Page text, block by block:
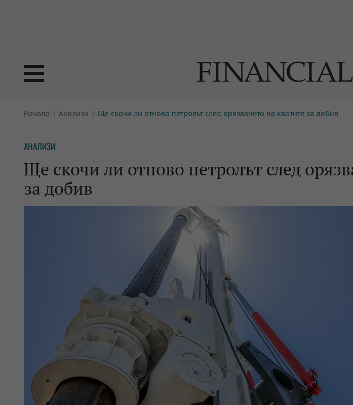
БОРСИ
КРИПТО
БАНКИ
ПАРИТЕ
ЗАСТРАХОВАНЕ
ТЕХНОЛОГИИ
ИМОТИ
АВТОМОБИЛИ
МУЛТИМЕДИЯ
Начало Анализи Ще скочи ли отново петролът след орязването на квотите за добив
АНАЛИЗИ
Ще скочи ли отново петролът след
за добив